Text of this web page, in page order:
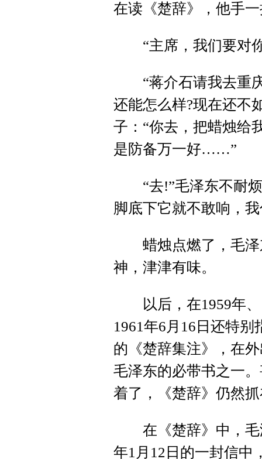
在读《楚辞》，他手
“主席，我们要对你
“蒋介石请我去重庆
还能怎么样?现在还不
子：“你去，把蜡烛给
是防备万一好……”
“去!”毛泽东不耐烦
脚底下它就不敢响，
蜡烛点燃了，毛泽
神，津津有味。
以后，在1959年、
1961年6月16日还特
的《楚辞集注》，在
毛泽东的必带书之一
着了，《楚辞》仍然
在《楚辞》中，毛
年1月12日的一封信中